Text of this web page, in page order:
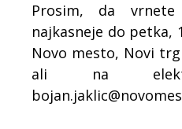
Prosim, da vrnete
najkasneje do petka,
Novo mesto, Novi
ali na